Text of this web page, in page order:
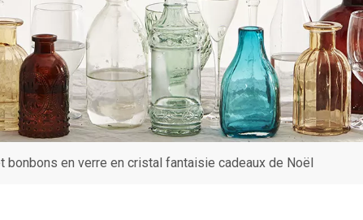
bonbons en verre en cristal fantaisie cadeaux de Noël